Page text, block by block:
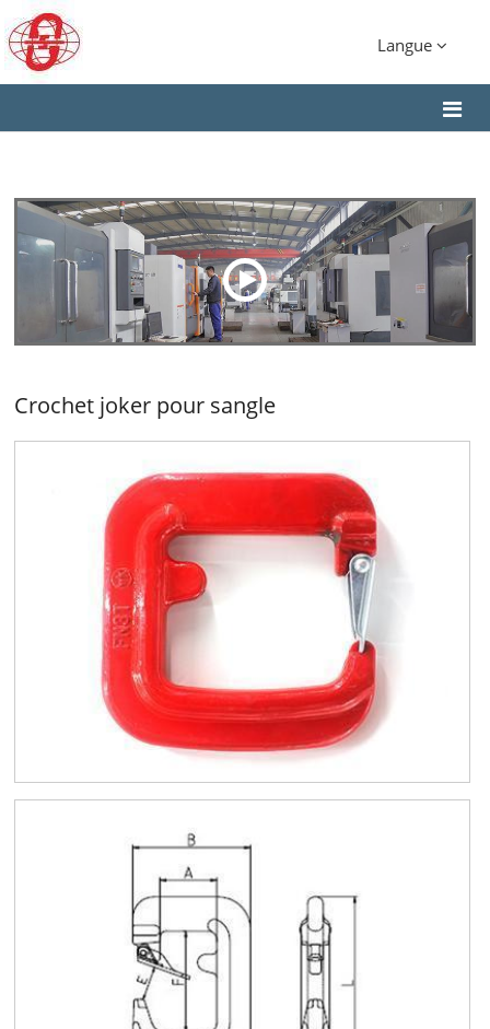
Langue
Crochet joker pour sangle